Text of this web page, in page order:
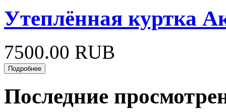
Утеплённая куртка
7500.00 RUB
Последние